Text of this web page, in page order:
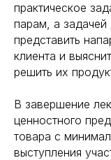
практическое
парам, а задачей
представить
клиента и
решить их
В завершение
ценностного
товара с
выступления